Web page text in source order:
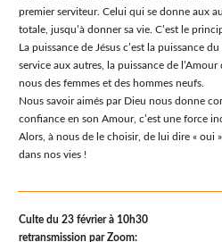
premier serviteur. Celui qui se donne aux
totale, jusqu’à donner sa vie. C’est le
La puissance de Jésus c’est la puissance
service aux autres, la puissance de
nous des femmes et des hommes neufs.
Nous savoir aimés par Dieu nous donne
confiance en son Amour, c’est une force
Alors, à nous de le choisir, de lui dire « oui
dans nos vies !
Culte du 23 février à 10h30
retransmission par Zoom: